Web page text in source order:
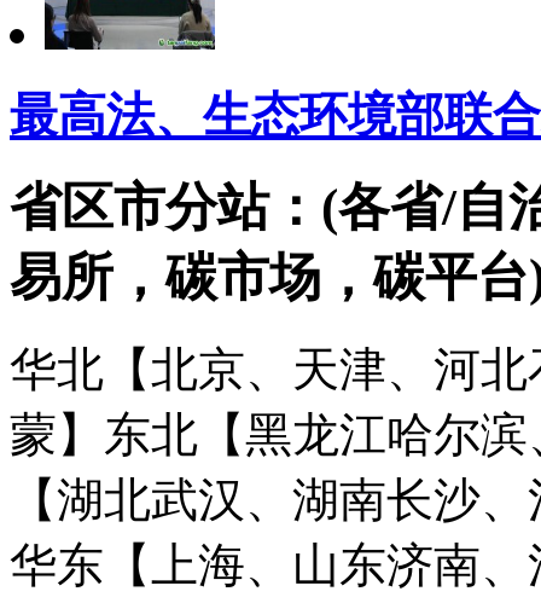
最高法、生态环境部联
省区市分站：(各省/自
易所，碳市场，碳平台
华北【北京、天津、河
蒙】 东北【黑龙江哈尔
【湖北武汉、湖南长沙
华东【上海、山东济南